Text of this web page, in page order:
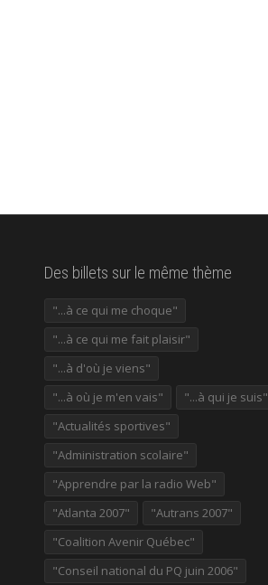
Des billets sur le même thème
"...à ce qui me choque"
"...à ce qui me fait plaisir"
"...à d'où je viens"
"...à où je m'en vais"
"...à qui je suis"
"Actualités sportives"
"Administration scolaire"
"Apprendre par la radio Web"
"Atlanta 2007"
"Autrans 2007"
"Coalition Avenir Québec"
"Conseil national du PQ juin 2006"